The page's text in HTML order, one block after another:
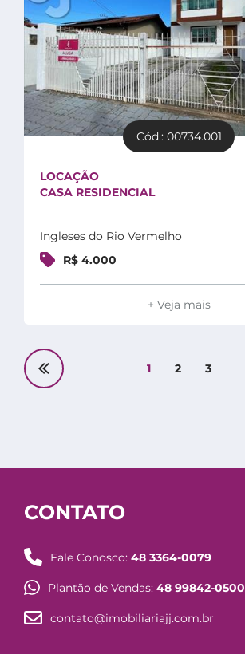
Cód.: 00734.001
LOCAÇÃO
CASA RESIDENCIAL
Ingleses do Rio Vermelho
R$ 4.000
+ Veja mais
1 2 3
CONTATO
Fale Conosco: 48 3364-0079
Plantão de Vendas: 48 99842-0500
contato@imobiliariajj.com.br